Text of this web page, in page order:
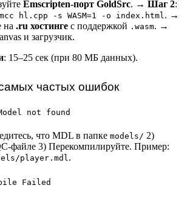
Emscripten-порт GoldSrc. → Шаг 2:
hl.cpp -s WASM=1 -o index.html . →
на .ru хостинге с поддержкой .wasm. →
и загрузчик.
: 15–25 сек (при 80 МБ данных).
частых ошибок
not found
что MDL в папке models/ 2)
файле 3) Перекомпилируйте. Пример:
player.mdl.
Failed